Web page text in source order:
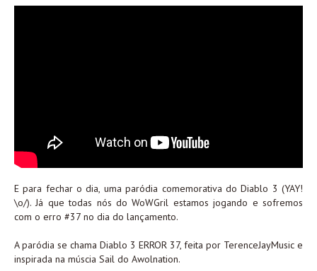
E para fechar o dia, uma paródia comemorativa do Diablo 3 (YAY!
\o/). Já que todas nós do WoWGril estamos jogando e sofremos
com o erro #37 no dia do lançamento.
A paródia se chama Diablo 3 ERROR 37, feita por TerenceJayMusic e
inspirada na múscia Sail do Awolnation.